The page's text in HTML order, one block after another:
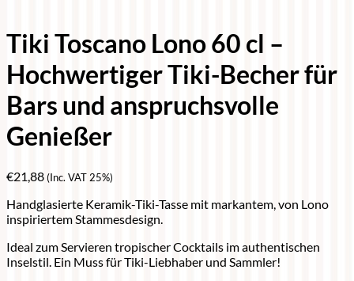
Tiki Toscano Lono 60 cl –
Hochwertiger Tiki-Becher für
Bars und anspruchsvolle
Genießer
€21,88(Inc. VAT 25%)
Handglasierte Keramik-Tiki-Tasse mit markantem, von Lono
inspiriertem Stammesdesign.
Ideal zum Servieren tropischer Cocktails im authentischen
Inselstil. Ein Muss für Tiki-Liebhaber und Sammler!